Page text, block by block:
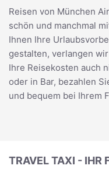
Reisen von München
schön und manchmal
Ihnen Ihre
gestalten, verlangen
Ihre Reisekosten auch
oder in Bar, bezahlen
und bequem bei Ihrem
TRAVEL TAXI - IHR